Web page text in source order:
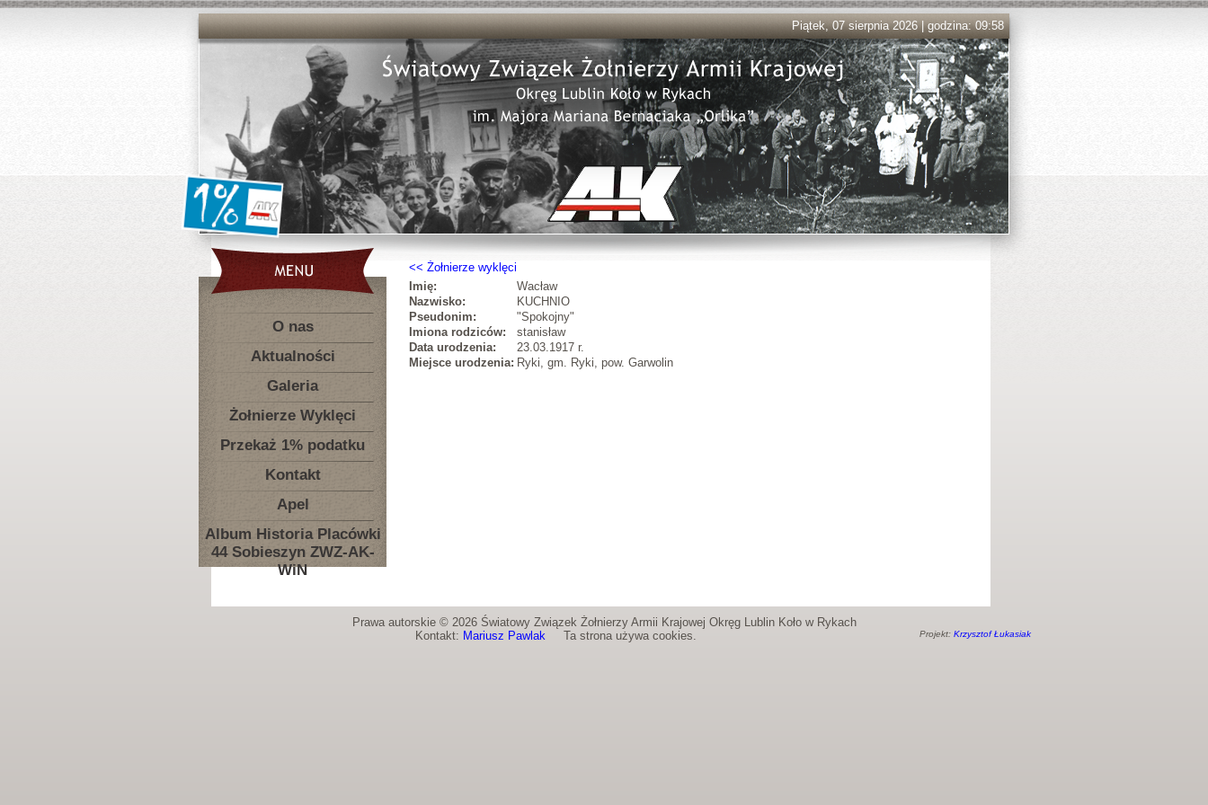
Piątek, 07 sierpnia 2026 | godzina: 09:58
O nas
Aktualności
Galeria
Żołnierze Wyklęci
Przekaż 1% podatku
Kontakt
Apel
Album Historia Placówki
44 Sobieszyn ZWZ-AK-
WiN
Żołnierze wyklęci
Imię:
Wacław
Nazwisko:
KUCHNIO
Pseudonim:
"Spokojny"
Imiona rodziców:
stanisław
Data urodzenia:
23.03.1917 r.
Miejsce urodzenia: Ryki, gm. Ryki, pow. Garwolin
Prawa autorskie © 2026 Światowy Związek Żołnierzy Armii Krajowej Okręg Lublin Koło w Rykach
Kontakt: Mariusz PawlakTa strona używa cookies. Projekt: Krzysztof Łukasiak